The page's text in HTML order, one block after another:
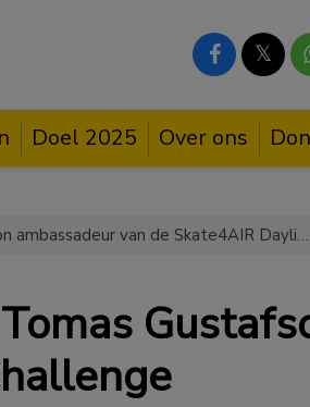
𝕏
Doel 2025 Over ons
Olympisch Kampioen Tomas Gustafson ambassadeur van de Skate4AIR Daylight Challenge